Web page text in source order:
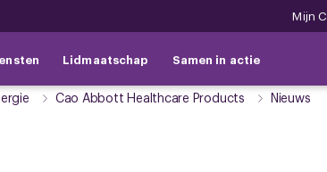
Mijn
Lidmaatschap Samen in actie
Cao Abbott Healthcare Products Nieuws